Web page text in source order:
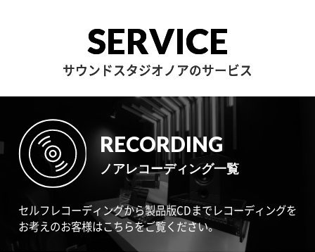
SERVICE
サウンドスタジオノアのサービス
RECORDING
ノアレコーディング一覧
セルフレコーディングから製品版CDまでレコーディングを
お考えのお客様はこちらをご覧ください。